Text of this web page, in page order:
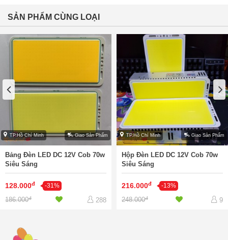
SẢN PHẨM CÙNG LOẠI
TP.Hồ Chí Minh Giao Sản Phẩm
Bảng Đèn LED DC 12V Cob 70w
Siêu Sáng
128.000đ -31%
186.000đ 288
TP.Hồ Chí Minh Giao Sản Phẩm
Hộp Đèn LED DC 12V Cob 70w
Siêu Sáng
216.000đ -13%
248.000đ 9